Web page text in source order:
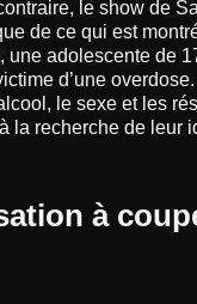
le show de
de ce qui est
une adolescente de
d’une
le sexe et les
la recherche de leur
à